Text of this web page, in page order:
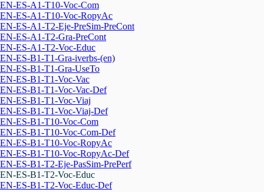
EN-ES-A1-T10-Voc-Com
EN-ES-A1-T10-Voc-RopyAc
EN-ES-A1-T2-Eje-PreSim-PreCont
EN-ES-A1-T2-Gra-PreCont
EN-ES-A1-T2-Voc-Educ
EN-ES-B1-T1-Gra-iverbs-(en)
EN-ES-B1-T1-Gra-UseTo
EN-ES-B1-T1-Voc-Vac
EN-ES-B1-T1-Voc-Vac-Def
EN-ES-B1-T1-Voc-Viaj
EN-ES-B1-T1-Voc-Viaj-Def
EN-ES-B1-T10-Voc-Com
EN-ES-B1-T10-Voc-Com-Def
EN-ES-B1-T10-Voc-RopyAc
EN-ES-B1-T10-Voc-RopyAc-Def
EN-ES-B1-T2-Eje-PasSim-PrePerf
EN-ES-B1-T2-Voc-Educ
EN-ES-B1-T2-Voc-Educ-Def